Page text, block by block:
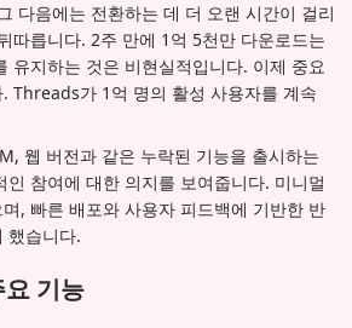
다음에는 전환하는 데 더 오랜 시간이 걸리
따릅니다. 2주 만에 1억 5천만 다운로드는
유지하는 것은 비현실적입니다. 이제 중요
Threads가 1억 명의 활성 사용자를 계속
웹 버전과 같은 누락된 기능을 출시하는
참여에 대한 의지를 보여줍니다. 미니멀
, 빠른 배포와 사용자 피드백에 기반한 반
했습니다.
기능